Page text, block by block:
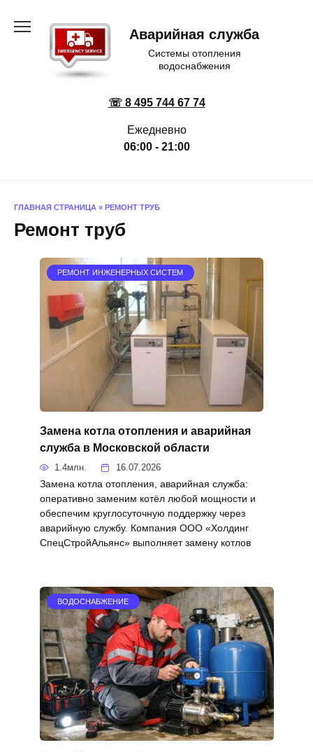
содержанию
Аварийная служба
Системы отопления
водоснабжения
☏ 8 495 744 67 74
Ежедневно
06:00 - 21:00
ГЛАВНАЯ СТРАНИЦА » РЕМОНТ ТРУБ
Ремонт труб
РЕМОНТ ИНЖЕНЕРНЫХ СИСТЕМ
Замена котла отопления и аварийная
служба в Московской области
1.4млн. 16.07.2026
Замена котла отопления, аварийная служба:
оперативно заменим котёл любой мощности и
обеспечим круглосуточную поддержку через
аварийную службу. Компания ООО «Холдинг
СпецСтройАльянс» выполняет замену котлов
ВОДОСНАБЖЕНИЕ